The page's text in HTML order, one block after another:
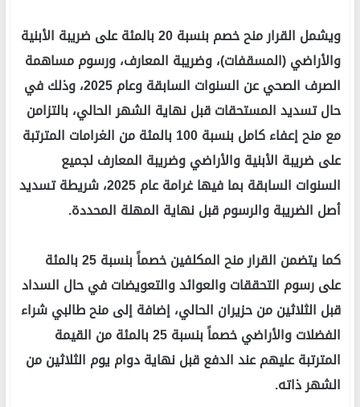
​ويشمل القرار منح خصم بنسبة 20 بالمئة على ضريبة الأبنية
والأراضي (المسقفات)، وضريبة المعارف، ورسوم مساهمة
الصرف الصحي عن السنوات السابقة وعام 2025، وذلك في
حال تسديد المستحقات قبل نهاية الشهر الحالي، بالتزامن
مع منح إعفاء كامل بنسبة 100 بالمئة من الغرامات المترتبة
على ضريبة الأبنية والأراضي وضريبة المعارف لجميع
السنوات السابقة بما فيها غرامة عام 2025، شريطة تسديد
أصل الضريبة والرسوم قبل نهاية المهلة المحددة.
​كما يتضمن القرار منح المكلفين خصماً بنسبة 25 بالمئة
على رسوم التحققات والعوائد والتعويضات في حال السداد
قبل الثلاثين من حزيران الحالي، إضافة إلى منح طالبي شراء
الفضلات والأراضي خصماً بنسبة 25 بالمئة من القيمة
المترتبة عليهم عند الدفع قبل نهاية دوام يوم الثلاثين من
الشهر ذاته.